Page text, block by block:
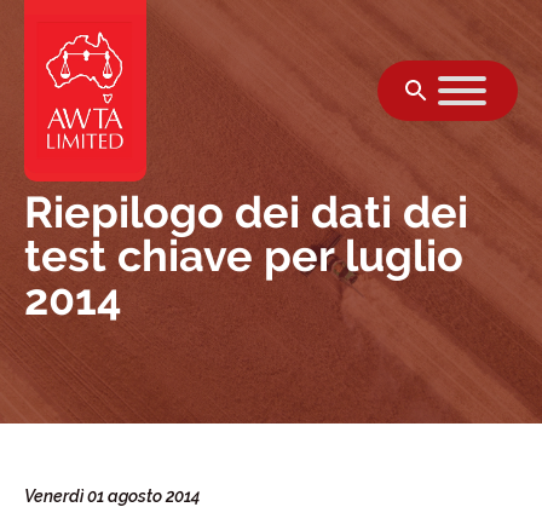
Riepilogo dei dati dei
test chiave per luglio
2014
Venerdì 01 agosto 2014